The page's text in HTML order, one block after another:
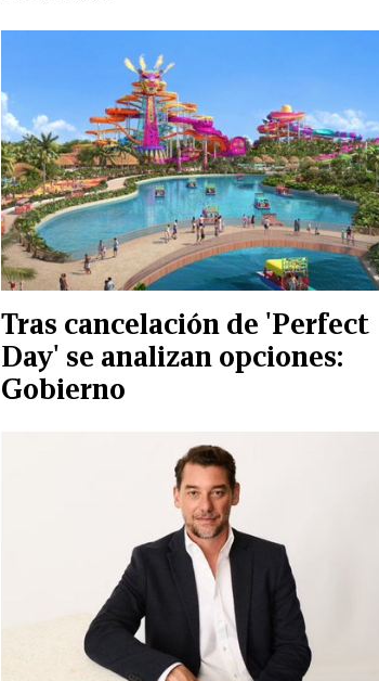
Tras cancelación de 'Perfect
Day' se analizan opciones:
Gobierno